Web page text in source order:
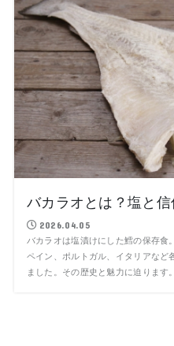
バカラオとは？塩と
2026.04.05
バカラオは塩漬けにした鱈の保存食
ペイン、ポルトガル、イタリアなど
ました。その歴史と魅力に迫ります。